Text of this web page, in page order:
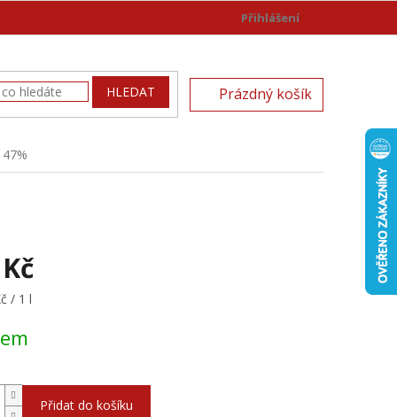
Přihlášení
HLEDAT
NÁKUPNÍ
KOŠÍK
Prázdný košík
/ 1 l
Přidat do košíku